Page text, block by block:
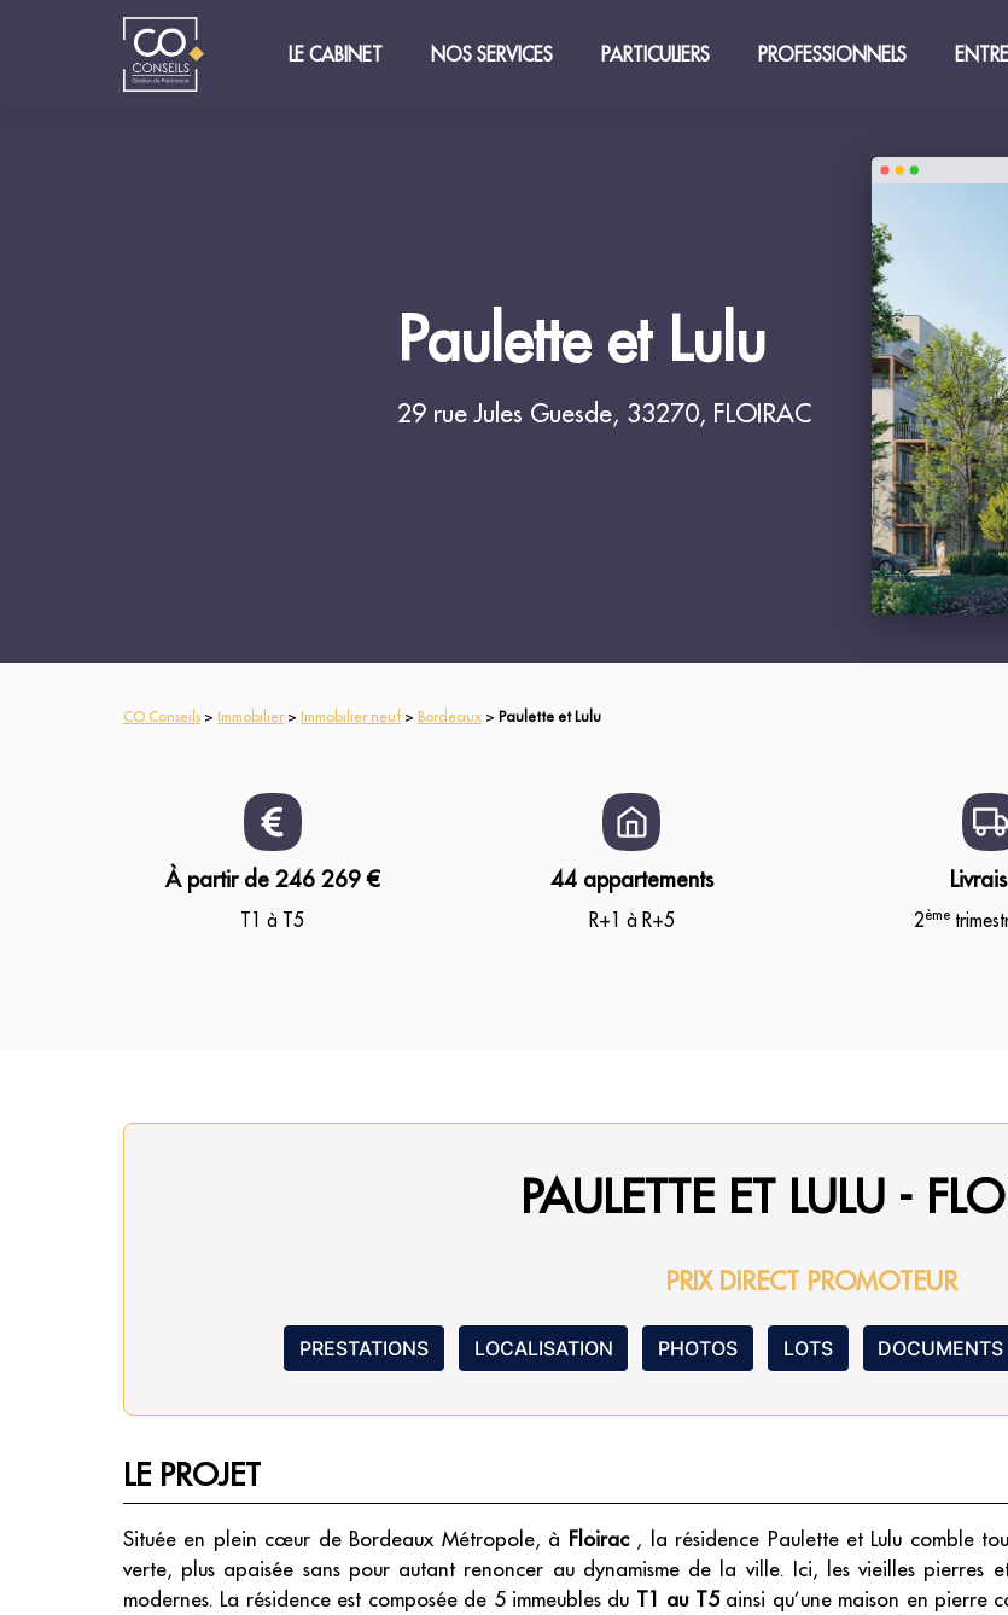
LE CABINET NOS SERVICES PARTICULIERS PROFESSIONNELS
Paulette et Lulu
29 rue Jules Guesde, 33270, FLOIRAC
CO Conseils > Immobilier> Immobilier neuf > Bordeaux > Paulette et Lulu
À partir de 246 269 €
T1 à T5
44 appartements
R+1 à R+5 2ème
PAULETTE ET LULU -
PRIX DIRECT PROMOTEUR
PRESTATIONS LOCALISATION PHOTOS LOTS DOCUMENTS
LE PROJET
Située en plein cœur de Bordeaux Métropole, à Floirac , la résidence Paulette et Lulu comble
verte, plus apaisée sans pour autant renoncer au dynamisme de la ville. Ici, les vieilles pierres
modernes. La résidence est composée de 5 immeubles du T1 au T5 ainsi qu’une maison en pierre